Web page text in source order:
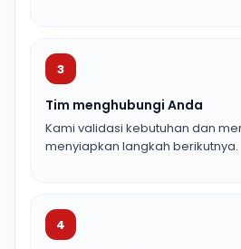
3
Tim menghubungi Anda
Kami validasi kebutuhan dan
menyiapkan langkah berikutnya.
4